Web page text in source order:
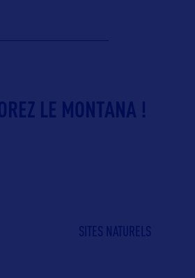
LE MONTANA !
SITES NATURELS